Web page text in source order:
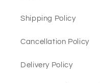
Shipping Policy
Cancellation Policy
Delivery Policy